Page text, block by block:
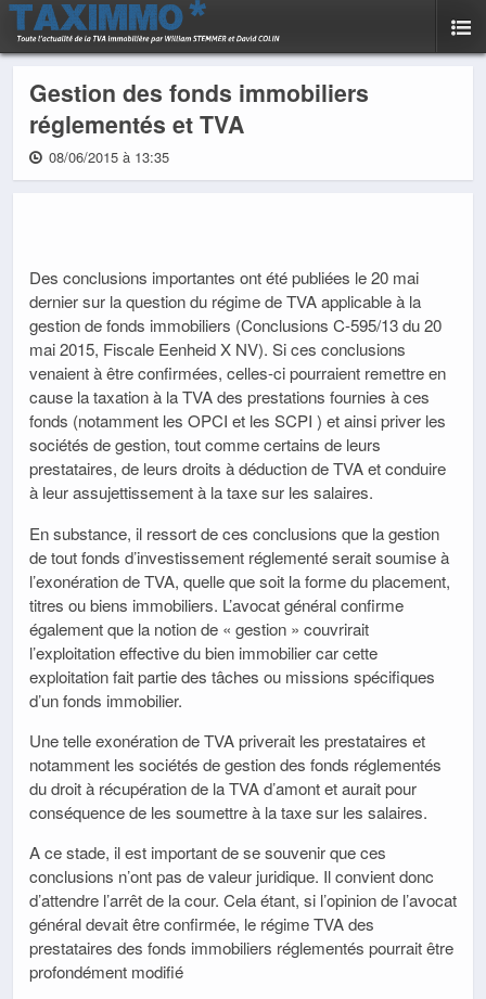
Gestion des fonds immobiliers
réglementés et TVA
08/06/2015 à 13:35
Des conclusions importantes ont été publiées le 20 mai
dernier sur la question du régime de TVA applicable à la
gestion de fonds immobiliers (Conclusions C-595/13 du 20
mai 2015, Fiscale Eenheid X NV). Si ces conclusions
venaient à être confirmées, celles-ci pourraient remettre en
cause la taxation à la TVA des prestations fournies à ces
fonds (notamment les OPCI et les SCPI ) et ainsi priver les
sociétés de gestion, tout comme certains de leurs
prestataires, de leurs droits à déduction de TVA et conduire
à leur assujettissement à la taxe sur les salaires.
En substance, il ressort de ces conclusions que la gestion
de tout fonds d’investissement réglementé serait soumise à
l’exonération de TVA, quelle que soit la forme du placement,
titres ou biens immobiliers. L’avocat général confirme
également que la notion de « gestion » couvrirait
l’exploitation effective du bien immobilier car cette
exploitation fait partie des tâches ou missions spécifiques
d’un fonds immobilier.
Une telle exonération de TVA priverait les prestataires et
notamment les sociétés de gestion des fonds réglementés
du droit à récupération de la TVA d’amont et aurait pour
conséquence de les soumettre à la taxe sur les salaires.
A ce stade, il est important de se souvenir que ces
conclusions n’ont pas de valeur juridique. Il convient donc
d’attendre l’arrêt de la cour. Cela étant, si l’opinion de l’avocat
général devait être confirmée, le régime TVA des
prestataires des fonds immobiliers réglementés pourrait être
profondément modifié